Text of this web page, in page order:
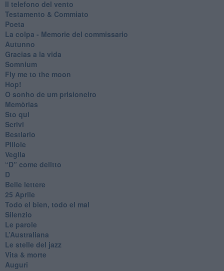
Il telefono del vento
Testamento & Commiato
Poeta
​La colpa - Memorie del commissario
Autunno
Gracias a la vida
Somnium
Fly me to the moon
Hop!
O sonho de um prisioneiro
Memòrias
Sto qui
Scrivi
Bestiario
Pillole
Veglia
​“D” come delitto
D
Belle lettere
25 Aprile
Todo el bien, todo el mal
Silenzio
Le parole
​L’Australiana
Le stelle del jazz
Vita & morte
Auguri